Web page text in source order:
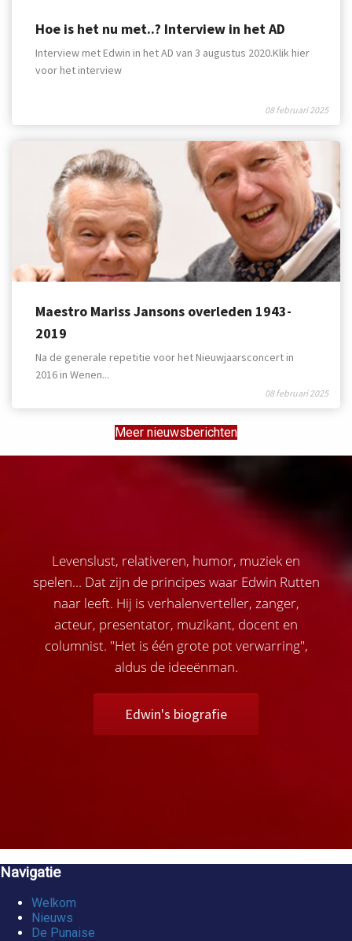
Hoe is het nu met..? Interview in het AD
08 februari 2025
Interview met Edwin in het AD van 3 augustus 2020.Klik hier
voor het interview
Maestro Mariss Jansons overleden 1943-
2019
08 februari 2025
Na de generale repetitie voor het Nieuwjaarsconcert in
2016 in Wenen...
Meer nieuwsberichten
Levenslust, relativeren, humor, muziek en
spelen... Dat zijn de principes waar Edwin Rutten
naar leeft. Hij is verhalenverteller, zanger,
acteur, presentator, muzikant, docent en
columnist. "Het is één grote pot verwarring",
aldus de ideeënman.
Edwin's biografie
Navigatie
Welkom
Nieuws
De Punaise